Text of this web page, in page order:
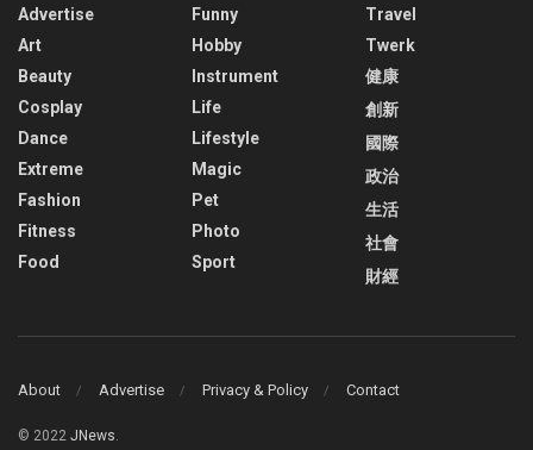
Advertise
Art
Beauty
Cosplay
Dance
Extreme
Fashion
Fitness
Food
Funny
Hobby
Instrument
Life
Lifestyle
Magic
Pet
Photo
Sport
Travel
Twerk
健康
創新
國際
政治
生活
社會
財經
About Advertise Privacy & Policy Contact
© 2022 JNews.